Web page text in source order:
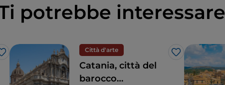
potrebbe interessare
Like
Città d'arte
Like
Catania, città del
barocco